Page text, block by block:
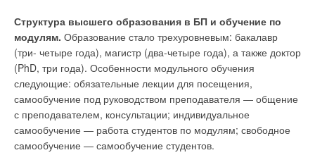
Структура высшего образования в БП и обучение по
модулям. Образование стало трехуровневым: бакалавр
(три- четыре года), магистр (два-четыре года), а также доктор
(PhD, три года). Особенности модульного обучения
следующие: обязательные лекции для посещения,
самообучение под руководством преподавателя — общение
с преподавателем, консультации; индивидуальное
самообучение — работа студентов по модулям; свободное
самообучение — самообучение студентов.